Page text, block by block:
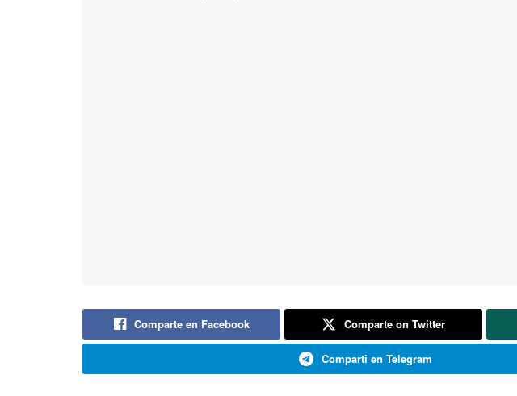
Comparte en Facebook Comparte on Twitter
Comparti en Telegram